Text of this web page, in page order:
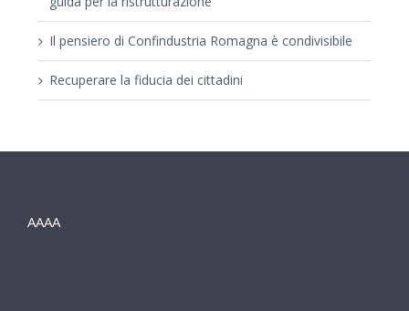
Il pensiero di Confindustria Romagna è condivisibile
Recuperare la fiducia dei cittadini
AAAA